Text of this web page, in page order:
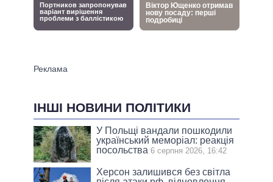
ІНШІ НОВИНИ ПОЛІТИКИ
У Польщі вандали пошкодили
український меморіал: реакція
посольства 6 серпня 2026, 16:42
Херсон залишився без світла